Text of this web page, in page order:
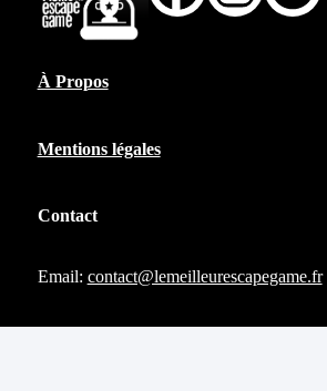
À Propos
Mentions légales
Contact
Email: contact@lemeilleurescapegame.fr